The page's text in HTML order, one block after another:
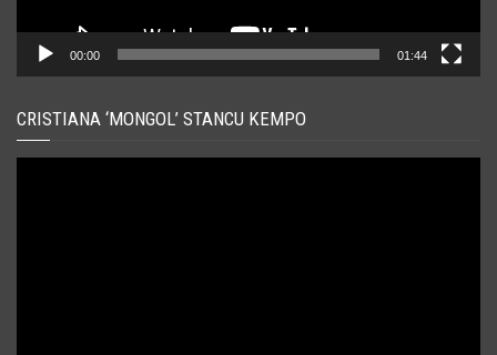
00:00 01:44
CRISTIANA ‘MONGOL’ STANCU KEMPO